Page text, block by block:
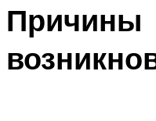
Причины